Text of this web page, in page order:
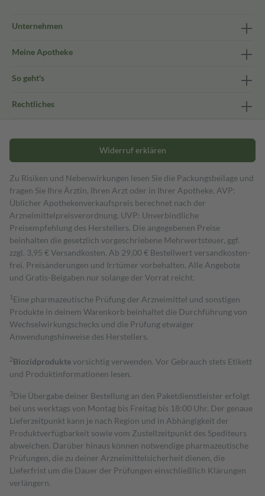
Unternehmen
Meine Apotheke
So geht's
Rechtliches
Widerruf erklären
Zu Risiken und Nebenwirkungen lesen Sie die Packungsbeilage und
fragen Sie Ihre Ärztin, Ihren Arzt oder in Ihrer Apotheke. AVP:
Üblicher Apothekenverkaufspreis berechnet nach der
Arzneimittelpreisverordnung. UVP: Unverbindliche
Preisempfehlung des Herstellers. Die angegebenen Preise
beinhalten die gesetzlich vorgeschriebene Mehrwertsteuer, ggf.
zzgl. 3,95 € Versandkosten. Ab 29,00 € Bestell­wert versand­kosten­
frei. Preisänderungen und Irrtümer vorbehalten. Alle Angebote
und Gratis-Beigaben nur solange der Vorrat reicht.
1 Eine pharmazeutische Prüfung der Arzneimittel und sonstigen
Produkte in deinem Warenkorb beinhaltet die Durchführung von
Wechselwirkungschecks und die Prüfung etwaiger
Anwendungshinweise des Herstellers.
2Biozidproduktevorsichtig verwenden. Vor Gebrauch stets Etikett
und Produktinformationen lesen.
3Die Übergabe deiner Bestellung an den Paketdienstleister erfolgt
bei uns werktags von Montag bis Freitag bis 18:00 Uhr. Der genaue
Lieferzeitpunkt kann je nach Region und in Abhängigkeit der
Produktverfügbarkeit sowie vom Zustellzeitpunkt des Spediteurs
abweichen. Darüber hinaus können notwendige pharmazeutische
Prüfungen, die zu deiner Arzneimittelsicherheit dienen, die
Lieferfrist um die Dauer der Prüfungen einschließlich Klärungen
verlängern.